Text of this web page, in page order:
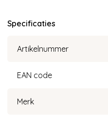
Specificaties
Artikelnummer
EAN code
Merk